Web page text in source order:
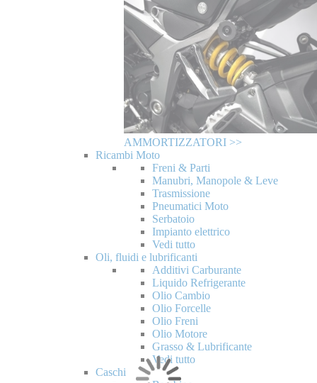
AMMORTIZZATORI >>
Ricambi Moto
Freni & Parti
Manubri, Manopole & Leve
Trasmissione
Pneumatici Moto
Serbatoio
Impianto elettrico
Vedi tutto
Oli, fluidi e lubrificanti
Additivi Carburante
Liquido Refrigerante
Olio Cambio
Olio Forcelle
Olio Freni
Olio Motore
Grasso & Lubrificante
Vedi tutto
Caschi